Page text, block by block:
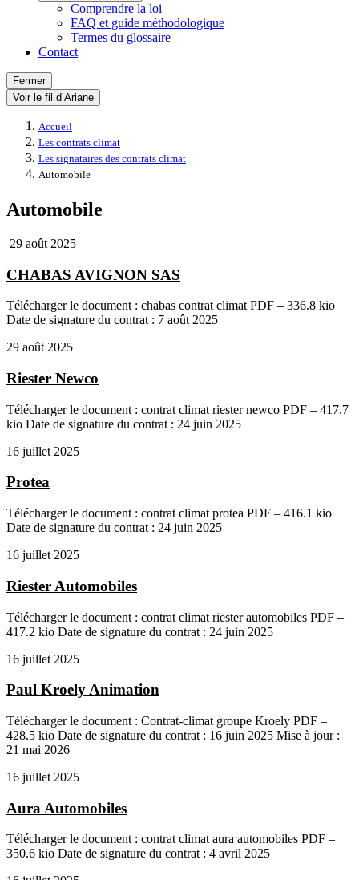
Comprendre la loi
FAQ et guide méthodologique
Termes du glossaire
Contact
Fermer
Voir le fil d’Ariane
Accueil
Les contrats climat
Les signataires des contrats climat
Automobile
Automobile
29 août 2025
CHABAS AVIGNON SAS
Télécharger le document : chabas contrat climat PDF – 336.8 kio
Date de signature du contrat : 7 août 2025
29 août 2025
Riester Newco
Télécharger le document : contrat climat riester newco PDF – 417.7
kio Date de signature du contrat : 24 juin 2025
16 juillet 2025
Protea
Télécharger le document : contrat climat protea PDF – 416.1 kio
Date de signature du contrat : 24 juin 2025
16 juillet 2025
Riester Automobiles
Télécharger le document : contrat climat riester automobiles PDF –
417.2 kio Date de signature du contrat : 24 juin 2025
16 juillet 2025
Paul Kroely Animation
Télécharger le document : Contrat-climat groupe Kroely PDF –
428.5 kio Date de signature du contrat : 16 juin 2025 Mise à jour :
21 mai 2026
16 juillet 2025
Aura Automobiles
Télécharger le document : contrat climat aura automobiles PDF –
350.6 kio Date de signature du contrat : 4 avril 2025